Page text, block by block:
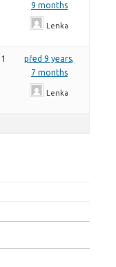
9 months
Lenka
1
před 9 years,
7 months
Lenka